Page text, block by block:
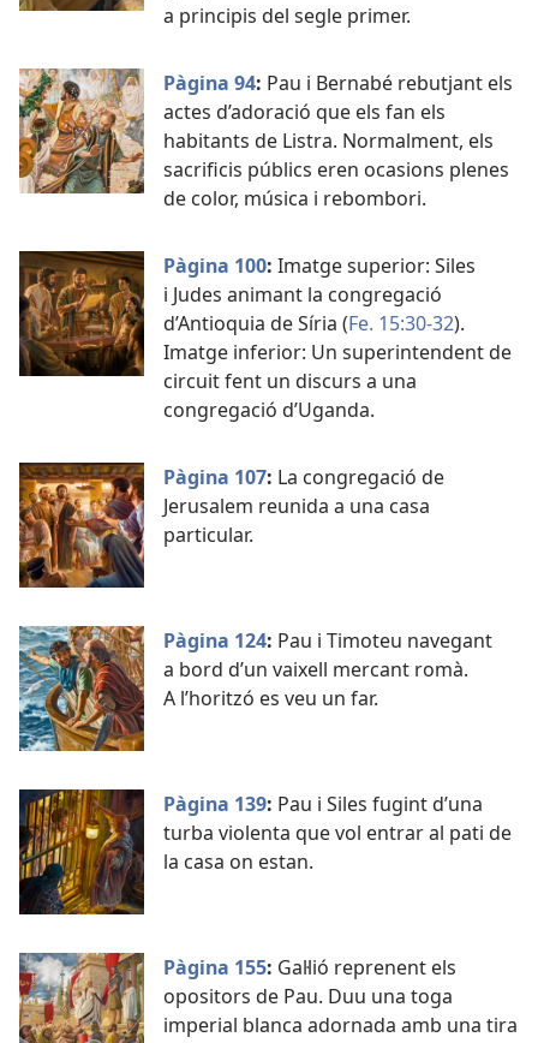
a principis del segle primer.
Pàgina 94: Pau i Bernabé rebutjant els
actes d’adoració que els fan els
habitants de Listra. Normalment, els
sacrificis públics eren ocasions plenes
de color, música i rebombori.
Pàgina 100: Imatge superior: Siles
i Judes animant la congregació
d’Antioquia de Síria (Fe. 15:30-32).
Imatge inferior: Un superintendent de
circuit fent un discurs a una
congregació d’Uganda.
Pàgina 107: La congregació de
Jerusalem reunida a una casa
particular.
Pàgina 124: Pau i Timoteu navegant
a bord d’un vaixell mercant romà.
A l’horitzó es veu un far.
Pàgina 139: Pau i Siles fugint d’una
turba violenta que vol entrar al pati de
la casa on estan.
Pàgina 155: Gal·lió reprenent els
opositors de Pau. Duu una toga
imperial blanca adornada amb una tira